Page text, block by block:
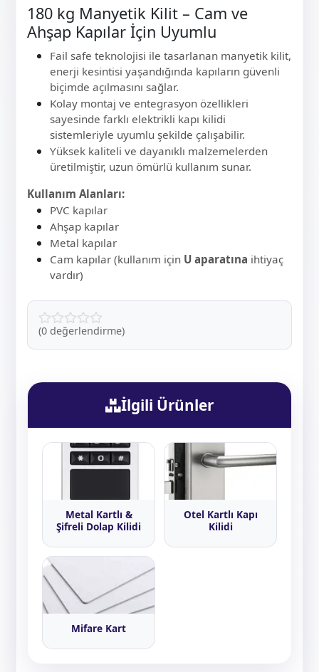
180 kg Manyetik Kilit – Cam ve
Ahşap Kapılar İçin Uyumlu
Fail safe teknolojisi ile tasarlanan manyetik kilit,
enerji kesintisi yaşandığında kapıların güvenli
biçimde açılmasını sağlar.
Kolay montaj ve entegrasyon özellikleri
sayesinde farklı elektrikli kapı kilidi
sistemleriyle uyumlu şekilde çalışabilir.
Yüksek kaliteli ve dayanıklı malzemelerden
üretilmiştir, uzun ömürlü kullanım sunar.
Kullanım Alanları:
PVC kapılar
Ahşap kapılar
Metal kapılar
Cam kapılar (kullanım için U aparatına ihtiyaç
vardır)
(0 değerlendirme)
İlgili Ürünler
Metal Kartlı &
Şifreli Dolap Kilidi
Otel Kartlı Kapı
Kilidi
Mifare Kart